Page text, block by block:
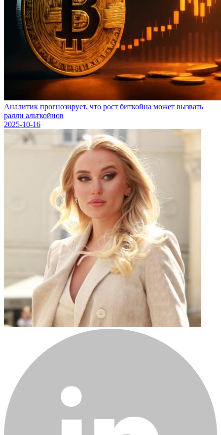
Аналитик прогнозирует, что рост биткойна может вызвать
ралли альткойнов
2025-10-16